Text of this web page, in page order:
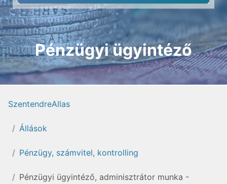
Pénzügyi ügyintéző
SzentendreAllas
Állások
Pénzügy, számvitel, kontrolling
Pénzügyi ügyintéző, adminisztrátor munka -